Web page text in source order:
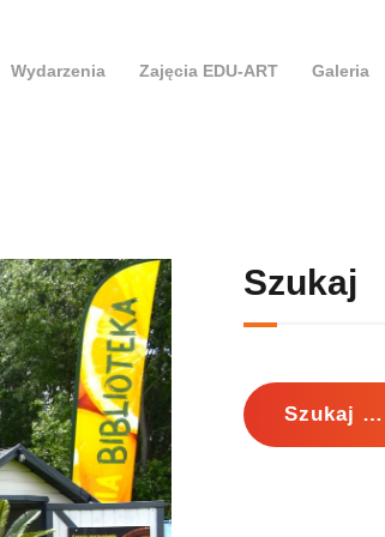
Wydarzenia Zajęcia EDU-ART Galeria
Szukaj
Szukaj: